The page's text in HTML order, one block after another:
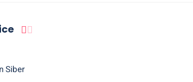
Siber